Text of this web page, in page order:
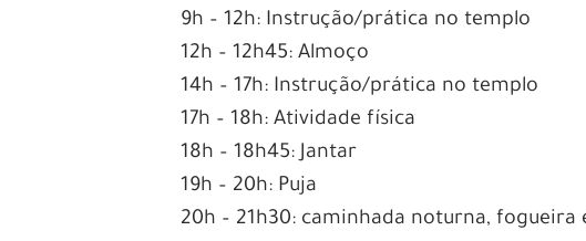
9h – 12h: Instrução/prática no templo
12h – 12h45: Almoço
14h – 17h: Instrução/prática no templo
17h – 18h: Atividade física
18h – 18h45: Jantar
19h – 20h: Puja
20h – 21h30: caminhada noturna, fogueira